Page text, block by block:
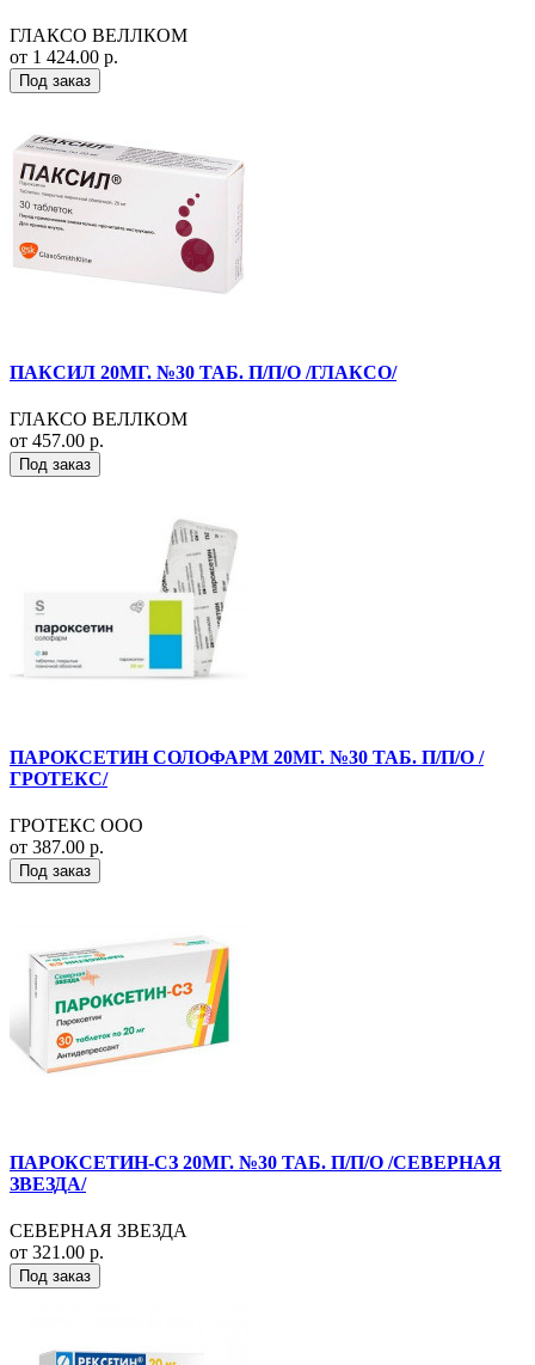
ГЛАКСО ВЕЛЛКОМ
от 1 424.00 р.
Под заказ
ПАКСИЛ 20МГ. №30 ТАБ. П/П/О /ГЛАКСО/
ГЛАКСО ВЕЛЛКОМ
от 457.00 р.
Под заказ
ПАРОКСЕТИН СОЛОФАРМ 20МГ. №30 ТАБ. П/П/О /
ГРОТЕКС/
ГРОТЕКС ООО
от 387.00 р.
Под заказ
ПАРОКСЕТИН-СЗ 20МГ. №30 ТАБ. П/П/О /СЕВЕРНАЯ
ЗВЕЗДА/
СЕВЕРНАЯ ЗВЕЗДА
от 321.00 р.
Под заказ